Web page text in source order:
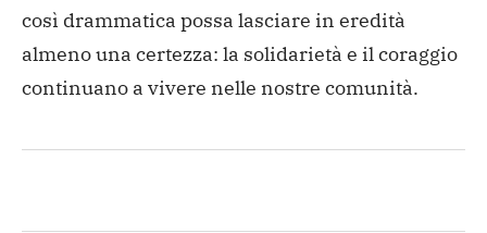
così drammatica possa lasciare in eredità
almeno una certezza: la solidarietà e il coraggio
continuano a vivere nelle nostre comunità.